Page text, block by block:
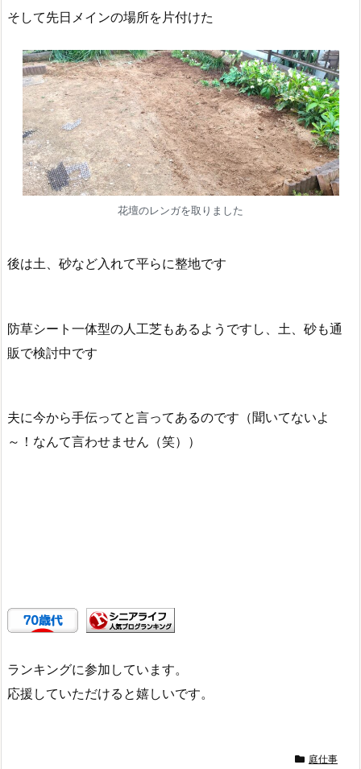
そして先日メインの場所を片付けた
花壇のレンガを取りました
後は土、砂など入れて平らに整地です
防草シート一体型の人工芝もあるようですし、土、砂も通
販で検討中です
夫に今から手伝ってと言ってあるのです（聞いてないよ
～！なんて言わせません（笑））
ランキングに参加しています。
応援していただけると嬉しいです。
庭仕事